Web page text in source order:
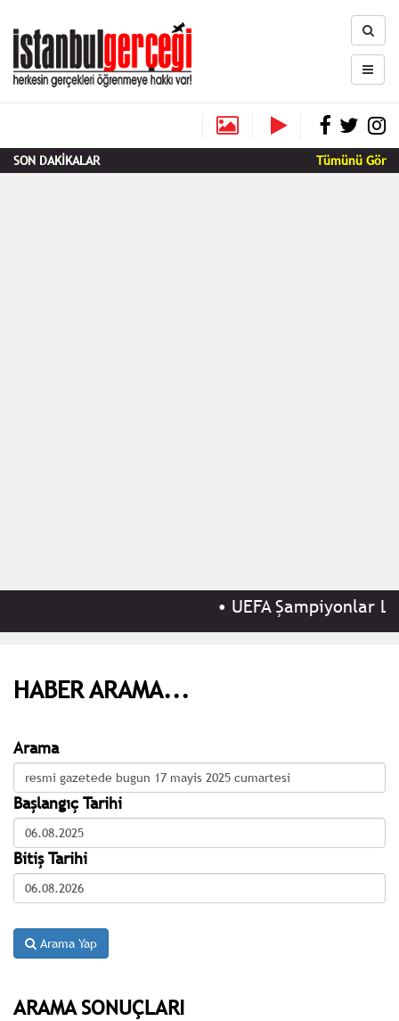
SON DAKİKALAR Tümünü Gör
•UEFA Şampiyonlar
HABER ARAMA...
Arama
Başlangıç Tarihi
Bitiş Tarihi
Arama Yap
ARAMA SONUÇLARI